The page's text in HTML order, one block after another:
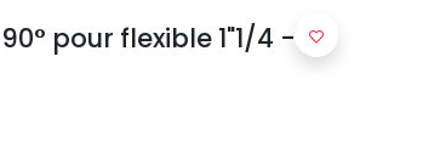
pour flexible 1"1/4 -